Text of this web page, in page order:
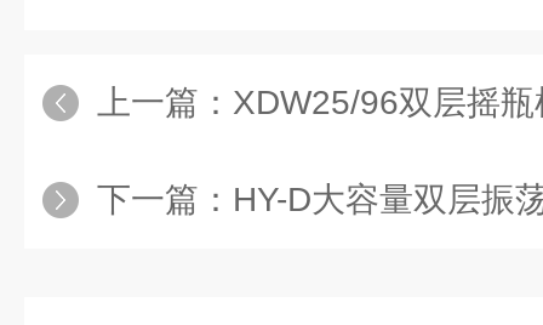
上一篇： XDW25/96双层摇瓶
下一篇： HY-D大容量双层振